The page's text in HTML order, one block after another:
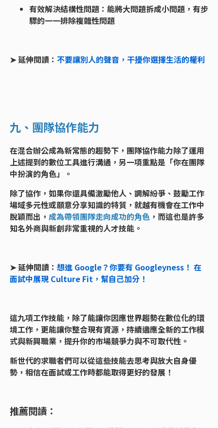
有效解決結構性問題：能將大問題拆成小問題，有步
驟的一一排除複雜性問題
➤ 延伸閱讀： 不要讓別人的聲音，干擾你選擇生活的權利
九、團隊協作能力
在混合辦公成為新常態的趨勢下，團隊協作能力除了運用
上述提到的數位工具進行溝通，另一項重點是「你在團隊
中扮演的角色」。
除了協作，如果你還具備激勵他人、調解紛爭、鼓勵工作
場域多元性或願意分享知識的特質，就越有機會在工作中
脫穎而出， 成為帶領團隊走向成功的角色 ，而這也是許多
知名外商與新創非常重視的人才技能。
➤ 延伸閱讀： 想進 Google？你要有 Googleyness！ 在
面試中展現 Culture Fit，幫自己加分！
這九項工作技能，除了能讓你因應世界趨勢在數位化的環
境工作，更能讓你整合現有資源，持續適應全新的工作模
式與新興職業，提升你的市場競爭力與不可取代性。
新世代的求職者們可以從這些技能去思考與放大自身優
勢，相信在面試或工作時都能取得更好的發展！
推薦閱讀：